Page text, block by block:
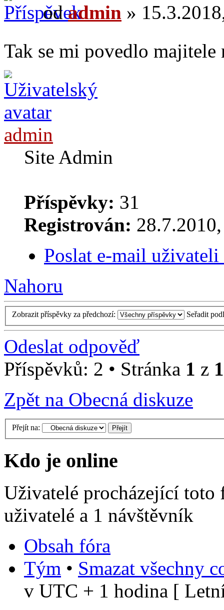
odadmin »
Tak se mi povedlo
admin
Site Admin
Příspěvky: 31
Registrován:
Poslat e-mail
Nahoru
Zobrazit příspěvky za předchozí: Seřadit
Odeslat odpověď
Příspěvků: 2 • Stránka 1 z 1
Zpět na Obecná diskuze
Přejít na:
Kdo je online
Uživatelé procházející
uživatelé a 1 návštěvník
Obsah fóra
Tým • Smazat všechny
v UTC + 1 hodina [